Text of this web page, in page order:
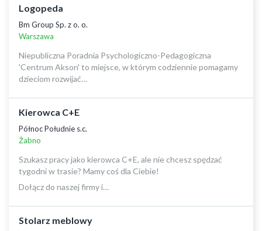
Logopeda
Bm Group Sp. z o. o.
Warszawa
Niepubliczna Poradnia Psychologiczno-Pedagogiczna
'Centrum Akson' to miejsce, w którym codziennie pomagamy
dzieciom rozwijać…
Kierowca C+E
Północ Południe s.c.
Żabno
Szukasz pracy jako kierowca C+E, ale nie chcesz spędzać
tygodni w trasie? Mamy coś dla Ciebie!
Dołącz do naszej firmy i…
Stolarz meblowy